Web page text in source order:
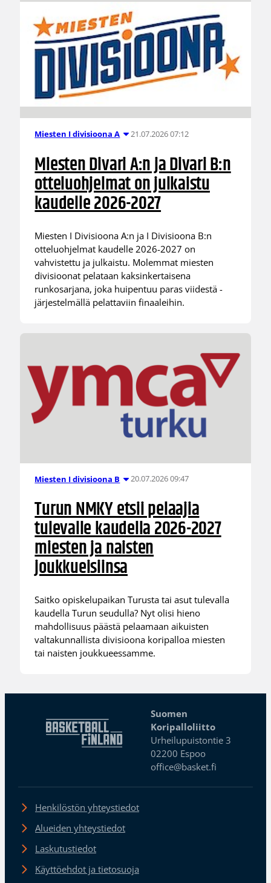
Miesten I divisioona A 21.07.2026 07:12
Miesten Divari A:n ja Divari B:n
otteluohjelmat on julkaistu
kaudelle 2026-2027
Miesten I Divisioona A:n ja I Divisioona B:n
otteluohjelmat kaudelle 2026-2027 on
vahvistettu ja julkaistu. Molemmat miesten
divisioonat pelataan kaksinkertaisena
runkosarjana, joka huipentuu paras viidestä -
järjestelmällä pelattaviin finaaleihin.
Miesten I divisioona B 20.07.2026 09:47
Turun NMKY etsii pelaajia
tulevalle kaudella 2026-2027
miesten ja naisten
joukkueisiinsa
Saitko opiskelupaikan Turusta tai asut tulevalla
kaudella Turun seudulla? Nyt olisi hieno
mahdollisuus päästä pelaamaan aikuisten
valtakunnallista divisioona koripalloa miesten
tai naisten joukkueessamme.
Suomen
Koripalloliitto
Urheilupuistontie 3
02200 Espoo
office@basket.fi
Henkilöstön yhteystiedot
Alueiden yhteystiedot
Laskutustiedot
Käyttöehdot ja tietosuoja